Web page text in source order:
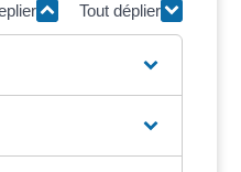
Tout déplier